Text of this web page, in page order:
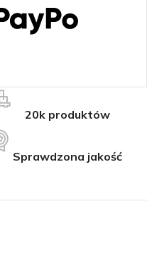
20k produktów
Sprawdzona jakość